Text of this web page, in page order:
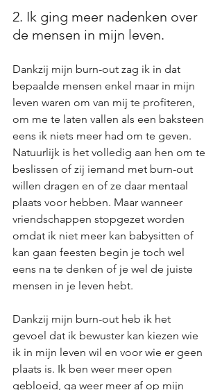
2. Ik ging meer nadenken over
de mensen in mijn leven.
Dankzij mijn burn-out zag ik in dat
bepaalde mensen enkel maar in mijn
leven waren om van mij te profiteren,
om me te laten vallen als een baksteen
eens ik niets meer had om te geven.
Natuurlijk is het volledig aan hen om te
beslissen of zij iemand met burn-out
willen dragen en of ze daar mentaal
plaats voor hebben. Maar wanneer
vriendschappen stopgezet worden
omdat ik niet meer kan babysitten of
kan gaan feesten begin je toch wel
eens na te denken of je wel de juiste
mensen in je leven hebt.
Dankzij mijn burn-out heb ik het
gevoel dat ik bewuster kan kiezen wie
ik in mijn leven wil en voor wie er geen
plaats is. Ik ben weer meer open
gebloeid, ga weer meer af op mijn